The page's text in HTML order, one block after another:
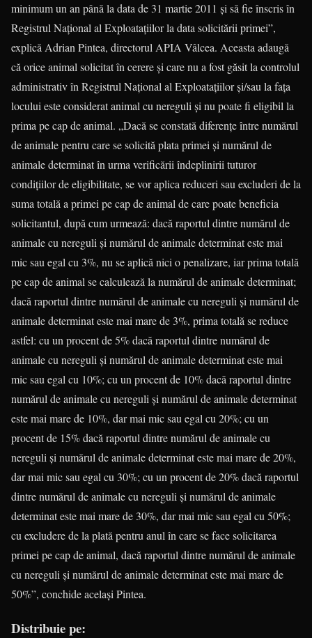
minimum un an până la data de 31 martie 2011 şi să fie înscris în
Registrul Naţional al Exploataţiilor la data solicitării primei”,
explică Adrian Pintea, directorul APIA Vâlcea. Aceasta adaugă
că orice animal solicitat în cerere şi care nu a fost găsit la controlul
administrativ în Registrul Naţional al Exploataţiilor şi/sau la faţa
locului este considerat animal cu nereguli şi nu poate fi eligibil la
prima pe cap de animal. „Dacă se constată diferenţe între numărul
de animale pentru care se solicită plata primei şi numărul de
animale determinat în urma verificării îndeplinirii tuturor
condiţiilor de eligibilitate, se vor aplica reduceri sau excluderi de la
suma totală a primei pe cap de animal de care poate beneficia
solicitantul, după cum urmează: dacă raportul dintre numărul de
animale cu nereguli și numărul de animale determinat este mai
mic sau egal cu 3%, nu se aplică nici o penalizare, iar prima totală
pe cap de animal se calculează la numărul de animale determinat;
dacă raportul dintre numărul de animale cu nereguli și numărul de
animale determinat este mai mare de 3%, prima totală se reduce
astfel: cu un procent de 5% dacă raportul dintre numărul de
animale cu nereguli şi numărul de animale determinat este mai
mic sau egal cu 10%; cu un procent de 10% dacă raportul dintre
numărul de animale cu nereguli şi numărul de animale determinat
este mai mare de 10%, dar mai mic sau egal cu 20%; cu un
procent de 15% dacă raportul dintre numărul de animale cu
nereguli şi numărul de animale determinat este mai mare de 20%,
dar mai mic sau egal cu 30%; cu un procent de 20% dacă raportul
dintre numărul de animale cu nereguli şi numărul de animale
determinat este mai mare de 30%, dar mai mic sau egal cu 50%;
cu excludere de la plată pentru anul în care se face solicitarea
primei pe cap de animal, dacă raportul dintre numărul de animale
cu nereguli şi numărul de animale determinat este mai mare de
50%”, conchide același Pintea.
Distribuie pe: